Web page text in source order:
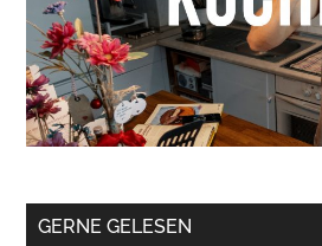
GERNE GELESEN